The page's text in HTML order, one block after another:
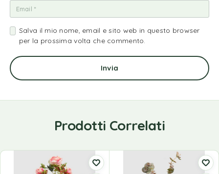
Salva il mio nome, email e sito web in questo browser
per la prossima volta che commento.
Prodotti Correlati